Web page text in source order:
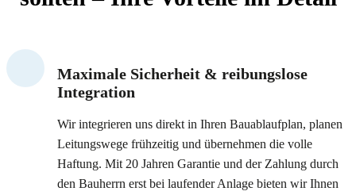
Maximale Sicherheit & reibungslose
Integration
Wir integrieren uns direkt in Ihren Bauablaufplan, planen
Leitungswege frühzeitig und übernehmen die volle
Haftung. Mit 20 Jahren Garantie und der Zahlung durch
den Bauherrn erst bei laufender Anlage bieten wir Ihnen